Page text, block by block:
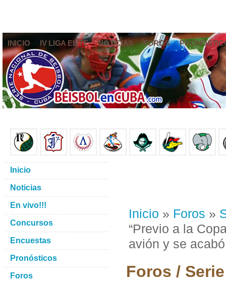
INICIO IV LIGA ELITE NOTICIAS FOROS
Inicio » Foros »
“Previo a la
avión y se
Foros /
Inicio
Noticias
En vivo!!!
Concursos
Encuestas
Pronósticos
Foros